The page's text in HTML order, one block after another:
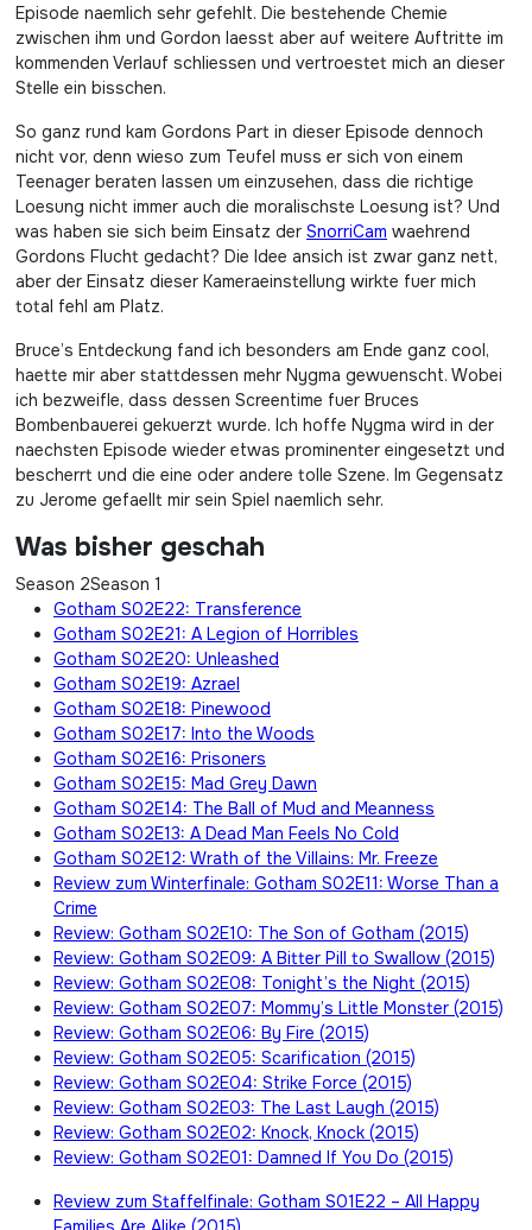
Episode naemlich sehr gefehlt. Die bestehende Chemie
zwischen ihm und Gordon laesst aber auf weitere Auftritte im
kommenden Verlauf schliessen und vertroestet mich an dieser
Stelle ein bisschen.
So ganz rund kam Gordons Part in dieser Episode dennoch
nicht vor, denn wieso zum Teufel muss er sich von einem
Teenager beraten lassen um einzusehen, dass die richtige
Loesung nicht immer auch die moralischste Loesung ist? Und
was haben sie sich beim Einsatz der SnorriCam waehrend
Gordons Flucht gedacht? Die Idee ansich ist zwar ganz nett,
aber der Einsatz dieser Kameraeinstellung wirkte fuer mich
total fehl am Platz.
Bruce’s Entdeckung fand ich besonders am Ende ganz cool,
haette mir aber stattdessen mehr Nygma gewuenscht. Wobei
ich bezweifle, dass dessen Screentime fuer Bruces
Bombenbauerei gekuerzt wurde. Ich hoffe Nygma wird in der
naechsten Episode wieder etwas prominenter eingesetzt und
bescherrt und die eine oder andere tolle Szene. Im Gegensatz
zu Jerome gefaellt mir sein Spiel naemlich sehr.
Was bisher geschah
Season 2Season 1
Gotham S02E22: Transference
Gotham S02E21: A Legion of Horribles
Gotham S02E20: Unleashed
Gotham S02E19: Azrael
Gotham S02E18: Pinewood
Gotham S02E17: Into the Woods
Gotham S02E16: Prisoners
Gotham S02E15: Mad Grey Dawn
Gotham S02E14: The Ball of Mud and Meanness
Gotham S02E13: A Dead Man Feels No Cold
Gotham S02E12: Wrath of the Villains: Mr. Freeze
Review zum Winterfinale: Gotham S02E11: Worse Than a
Crime
Review: Gotham S02E10: The Son of Gotham (2015)
Review: Gotham S02E09: A Bitter Pill to Swallow (2015)
Review: Gotham S02E08: Tonight’s the Night (2015)
Review: Gotham S02E07: Mommy’s Little Monster (2015)
Review: Gotham S02E06: By Fire (2015)
Review: Gotham S02E05: Scarification (2015)
Review: Gotham S02E04: Strike Force (2015)
Review: Gotham S02E03: The Last Laugh (2015)
Review: Gotham S02E02: Knock, Knock (2015)
Review: Gotham S02E01: Damned If You Do (2015)
Review zum Staffelfinale: Gotham S01E22 – All Happy